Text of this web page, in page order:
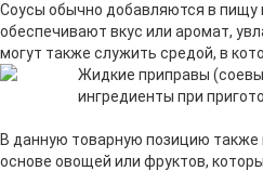
Соусы обычно добавляются в пищу
обеспечивают вкус или аромат,
могут также служить средой, в
Жидкие приправы
ингредиенты при
В данную товарную позицию также
основе овощей или фруктов,